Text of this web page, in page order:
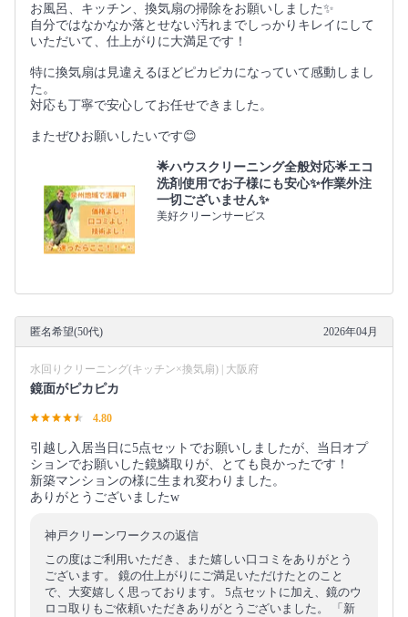
お風呂、キッチン、換気扇の掃除をお願いしました✨
自分ではなかなか落とせない汚れまでしっかりキレイにして
いただいて、仕上がりに大満足です！
特に換気扇は見違えるほどピカピカになっていて感動しまし
た。
対応も丁寧で安心してお任せできました。
またぜひお願いしたいです😊
🌟ハウスクリーニング全般対応🌟エコ
洗剤使用でお子様にも安心✨作業外注
一切ございません✨
美好クリーンサービス
匿名希望(50代) 2026年04月
水回りクリーニング(キッチン×換気扇) | 大阪府
鏡面がピカピカ
4.80
引越し入居当日に5点セットでお願いしましたが、当日オプ
ションでお願いした鏡鱗取りが、とても良かったです！
新築マンションの様に生まれ変わりました。
ありがとうございましたw
神戸クリーンワークスの返信
この度はご利用いただき、また嬉しい口コミをありがとう
ございます。 鏡の仕上がりにご満足いただけたとのこと
で、大変嬉しく思っております。 5点セットに加え、鏡のウ
ロコ取りもご依頼いただきありがとうございました。 「新